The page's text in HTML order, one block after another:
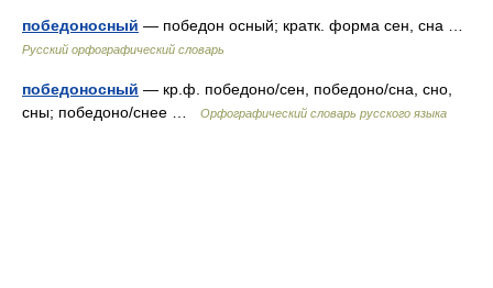
победоносный — победон осный; кратк. форма сен, сна …
Русский орфографический словарь
победоносный — кр.ф. победоно/сен, победоно/сна, сно,
сны; победоно/снее …
Орфографический словарь русского языка